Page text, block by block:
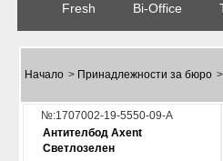
Fresh
Bi-Office
Начало > Принадлежности за бюро >
№:1707002-19-5550-09-А
Антителбод Axent
Светлозелен